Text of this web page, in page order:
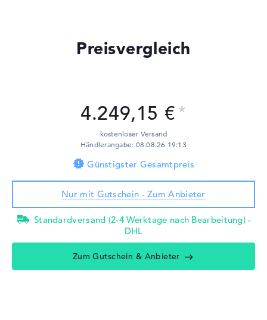
Preisvergleich
4.249,15 €
kostenloser Versand
Händlerangabe: 08.08.26 19:13
Günstigster Gesamtpreis
Nur mit Gutschein - Zum Anbieter
Standardversand (2-4 Werktage nach Bearbeitung) -
DHL
Zum Gutschein & Anbieter